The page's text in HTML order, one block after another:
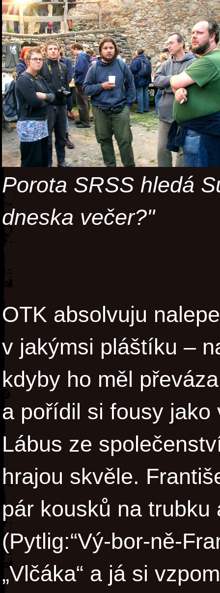
Porota SRSS hledá
dneska večer?"
OTK absolvuju
v jakýmsi pláštíku –
kdyby ho měl
a pořídil si fousy
Lábus ze
hrajou skvěle.
pár kousků na
(Pytlig:“Vý-bor-ně-
„Vlčáka“ a já si